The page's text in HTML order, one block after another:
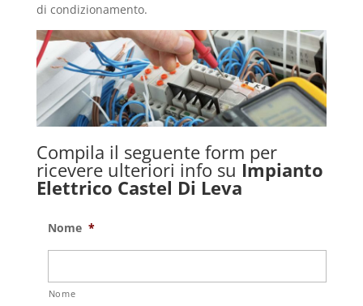
di condizionamento.
Compila il seguente form per
ricevere ulteriori info su Impianto
Elettrico Castel Di Leva
Nome *
Nome